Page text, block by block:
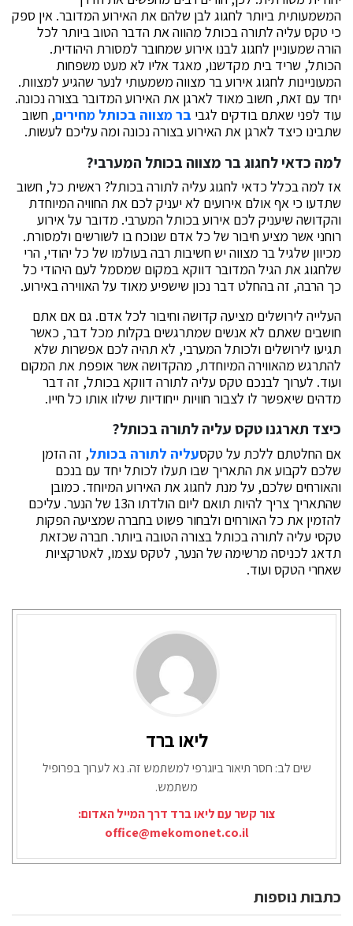
המשמעותית ביותר לחגוג לבן שלהם את האירוע המדובר. אין ספק
כי טקס עליה לתורה בכותל מהווה את הדבר הטוב ביותר לכל
הורה שמעוניין לחגוג לבנו אירוע שמחובר למסורת היהודית.
הכותל, שריד בית מקדשנו, מאגד אליו לא מעט משפחות
המעוניינות לחגוג אירוע בר מצווה משמעותי לנער שהגיע למצוות.
יחד עם זאת, חשוב מאוד לארגן את האירוע המדובר בצורה נכונה.
עוד לפני שאתם בודקים לגבי בר מצווה בכותל מחירים, חשוב
שתבינו כיצד לארגן את האירוע בצורה נכונה ומה עליכם לעשות.
למה כדאי לחגוג בר מצווה בכותל המערבי?
אז למה בכלל כדאי לחגוג עליה לתורה בכותל? ראשית כל, חשוב
שתדעו כי אף אולם אירועים לא יעניק לכם את החוויה המיוחדת
והקדושה שיעניק לכם אירוע בכותל המערבי. מדובר על אירוע
רוחני אשר מציע חיבור של כל אדם שנוכח בו לשורשים ולמסורת.
מכיוון שלגיל בר מצווה יש חשיבות רבה בעולמו של כל יהודי, הרי
שלחגוג את הגיל המדובר דווקא במקום שמסמל לעם היהודי כל
כך הרבה, זה בהחלט דבר נכון שישפיע מאוד על האווירה באירוע.
העלייה לירושלים מציעה קדושה וחיבור לכל אדם. גם אם אתם
חושבים שאתם לא אנשים שמתרגשים בקלות מכל דבר, כאשר
תגיעו לירושלים ולכותל המערבי, לא תהיה לכם אפשרות שלא
להתרגש מהאווירה המיוחדת, מהקדושה אשר אופפת את המקום
ועוד. לערוך לבנכם טקס עליה לתורה דווקא בכותל, זה דבר
מדהים שיאפשר לו לצבור חוויות ייחודיות שילוו אותו כל חייו.
כיצד תארגנו טקס עליה לתורה בכותל?
אם החלטתם ללכת על טקסעליה לתורה בכותל, זה הזמן
שלכם לקבוע את התאריך שבו תעלו לכותל יחד עם בנכם
והאורחים שלכם, על מנת לחגוג את האירוע המיוחד. כמובן
שהתאריך צריך להיות תואם ליום הולדתו ה13 של הנער. עליכם
להזמין את כל האורחים ולבחור פשוט בחברה שמציעה הפקות
טקסי עליה לתורה בכותל בצורה הטובה ביותר. חברה שכזאת
תדאג לכניסה מרשימה של הנער, לטקס עצמו, לאטרקציות
שאחרי הטקס ועוד.
ליאו ברד
שים לב: חסר תיאור ביוגרפי למשתמש זה. נא לערוך בפרופיל
משתמש.
צור קשר עם ליאו ברד דרך המייל האדום:
office@mekomonet.co.il
כתבות נוספות